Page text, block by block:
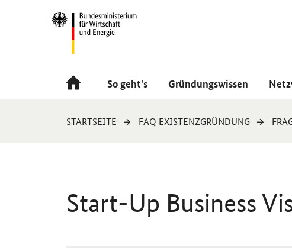
Navigation
Hauptmenü
So geht's Gründungswissen
Sie
STARTSEITE FAQ EXISTENZGRÜNDUNG
Start-Up Business